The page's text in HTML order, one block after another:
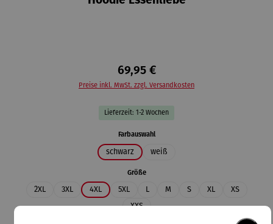
69,95 €
Preise inkl. MwSt. zzgl. Versandkosten
Lieferzeit: 1-2 Wochen
Farbauswahlauswählen
schwarz weiß
Größeauswählen
2XL 3XL 4XL 5XL L M S XL
XS
XXS